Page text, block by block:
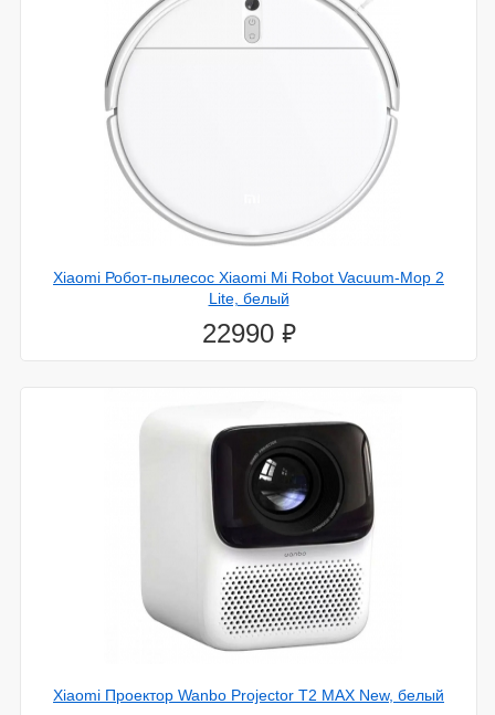
Xiaomi Робот-пылесос Xiaomi Mi Robot Vacuum-Mop 2
Lite, белый
22990 ⃏
Xiaomi Проектор Wanbo Projector T2 MAX New, белый